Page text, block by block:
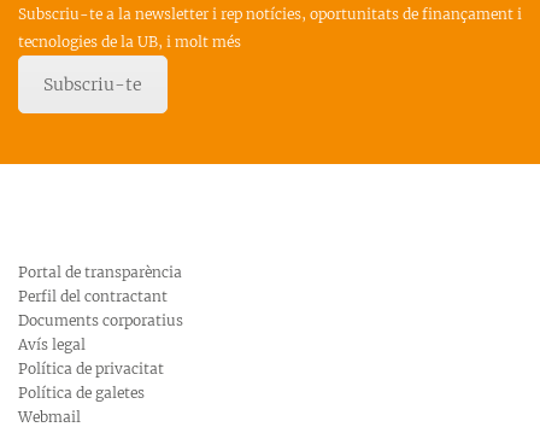
Subscriu-te a la newsletter i rep notícies, oportunitats de finançament i
tecnologies de la UB, i molt més
Subscriu-te
Portal de transparència
Perfil del contractant
Documents corporatius
Avís legal
Política de privacitat
Política de galetes
Webmail